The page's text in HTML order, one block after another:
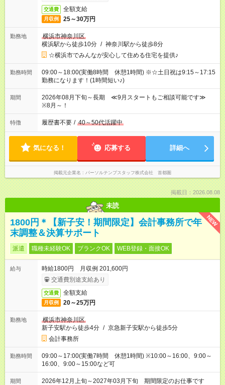
交通費 全額支給
月収例 25～30万円
勤務地
横浜市神奈川区
横浜駅から徒歩10分 / 神奈川駅から徒歩8分
☆横浜市でみんなが安心して住める住宅を提供♪
勤務時間
09:00～18:00(実働8時間 休憩1時間) ※☆土日祝は9:15～17:15
勤務になります！(1時間短い♪)
期間
2026年08月下旬～長期 ≪9月スタートもご相談可能です≫
※8月～！
特徴 履歴書不要 / 40～50代活躍中
気になる！ 応募する 詳細へ
掲載元企業名 パーソルテンプスタッフ株式会社 首都圏
掲載日：2026.08.08
未読
NEW
1800円＊【新子安！期間限定】会計事務所で年
末調整＆決算サポート
派遣 職種未経験OK ブランクOK WEB登録・面接OK
給与
時給1800円 月収例 201,600円
交通費別途支給あり
交通費 全額支給
月収例 20～25万円
勤務地
横浜市神奈川区
新子安駅から徒歩4分 / 京急新子安駅から徒歩5分
会計事務所
勤務時間
09:00～17:00(実働7時間 休憩1時間) ※10:00～16:00、9:00～
16:00、9:00～15:00など可
期間
2026年12月上旬～2027年03月下旬 期間限定のお仕事です